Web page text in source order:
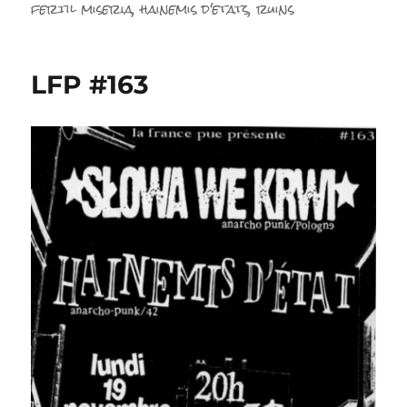
le
fertil miseria,hainemis d'etats,ruins
LFP #163